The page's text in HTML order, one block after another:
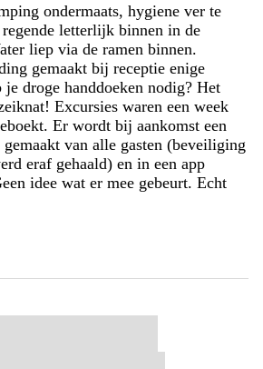
ondermaats, hygiene ver te
regende letterlijk binnen in de
liep via de ramen binnen.
gemaakt bij receptie enige
je droge handdoeken nodig? Het
Excursies waren een week
Er wordt bij aankomst een
van alle gasten (beveiliging
eraf gehaald) en in een app
idee wat er mee gebeurt. Echt